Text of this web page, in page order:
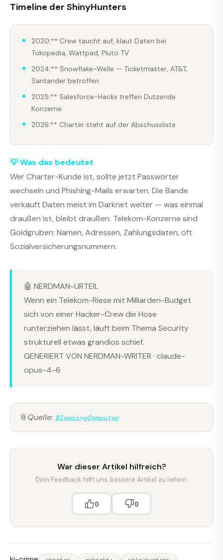
Timeline der ShinyHunters
2020:** Crew taucht auf, klaut Daten bei
Tokopedia, Wattpad, Pluto TV
2024:** Snowflake-Welle — Ticketmaster, AT&T,
Santander betroffen
2025:** Salesforce-Hacks treffen Dutzende
Konzerne
2026:** Charter steht auf der Abschussliste
💡 Was das bedeutet
Wer Charter-Kunde ist, sollte jetzt Passwörter
wechseln und Phishing-Mails erwarten. Die Bande
verkauft Daten meist im Darknet weiter — was einmal
draußen ist, bleibt draußen. Telekom-Konzerne sind
Goldgruben: Namen, Adressen, Zahlungsdaten, oft
Sozialversicherungsnummern.
🤖 NERDMAN-URTEIL
Wenn ein Telekom-Riese mit Milliarden-Budget
sich von einer Hacker-Crew die Hose
runterziehen lässt, läuft beim Thema Security
strukturell etwas grandios schief.
GENERIERT VON NERDMAN-WRITER · claude-
opus-4-6
📎 Quelle: BleepingComputer
War dieser Artikel hilfreich?
Dein Feedback hilft uns, bessere Artikel zu liefern.
0 0